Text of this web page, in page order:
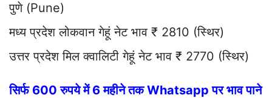
पुणे (Pune)
मध्य प्रदेश लोकवान गेहूं नेट भाव ₹ 2810 (स्थिर)
उत्तर प्रदेश मिल क्वालिटी गेहूं नेट भाव ₹ 2770 (स्थिर)
सिर्फ 600 रुपये में 6 महीने तक Whatsapp पर भाव पाने